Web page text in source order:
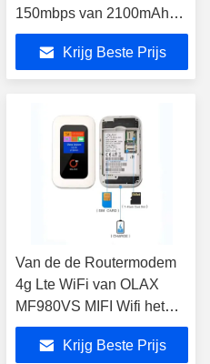
150mbps van 2100mAh
MIFI Wifi
Krijg Beste Prijs
Van de de Routermodem
4g Lte WiFi van OLAX
MF980VS MIFI Wifi het
Apparaat TDD FDD voor
10 ApparatenKrijg Beste Prijs